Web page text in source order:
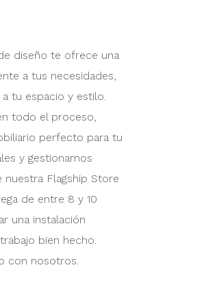
diseño te ofrece una
a tus necesidades,
tu espacio y estilo.
todo el proceso,
perfecto para tu
y gestionamos
Flagship Store
de entre 8 y 10
una instalación
bien hecho.
con nosotros.